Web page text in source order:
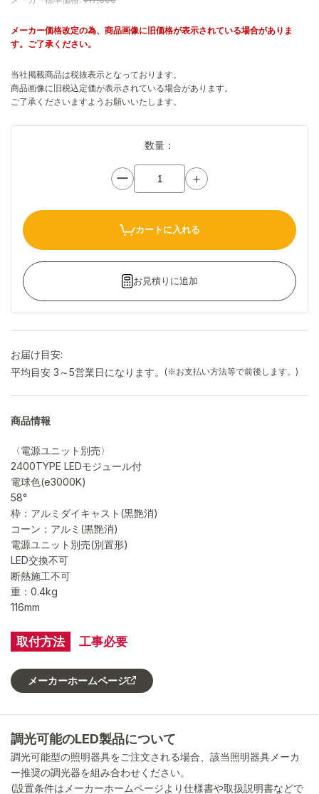
メーカー価格改定の為、商品画像に旧価格が表示されている場合がありま
す。ご了承ください。
当社掲載商品は税抜表示となっております。
商品画像に旧税込定価が表示されている場合があります。
ご了承くださいますようお願いいたします。
取付方法 工事必要
数量：
ー ＋
カートに入れる
お見積りに追加
お届け目安:
平均目安 3～5営業日になります。
(※お支払い方法等で前後します。)
商品情報
〈電源ユニット別売〉
2400TYPE LEDモジュール付
電球色(e3000K)
58°
枠：アルミダイキャスト(黒艶消)
コーン：アルミ(黒艶消)
電源ユニット別売(別置形)
LED交換不可
断熱施工不可
重：0.4kg
116mm
メーカーホームページ
調光可能のLED製品について
調光可能型の照明器具をご注文される場合、該当照明器具メーカ
ー推奨の調光器を組み合わせください。
(設置条件はメーカーホームページより仕様書や取扱説明書などで